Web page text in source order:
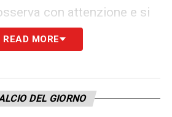
con attenzione e si
con decisione.
conferma la volontà
per affrontare una
tra le big del calcio
READ MORE
DEL GIORNO